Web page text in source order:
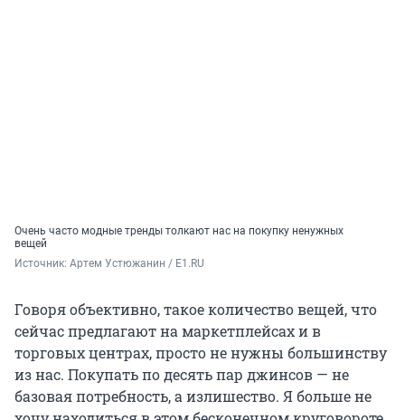
Очень часто модные тренды толкают нас на покупку ненужных
вещей
Источник: Артем Устюжанин / E1.RU
Говоря объективно, такое количество вещей, что
сейчас предлагают на маркетплейсах и в
торговых центрах, просто не нужны большинству
из нас. Покупать по десять пар джинсов — не
базовая потребность, а излишество. Я больше не